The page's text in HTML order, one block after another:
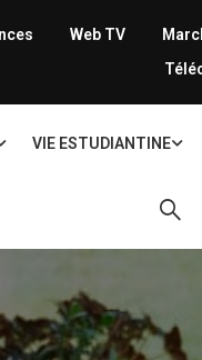
Web TV
VIE ESTUDIANTINE